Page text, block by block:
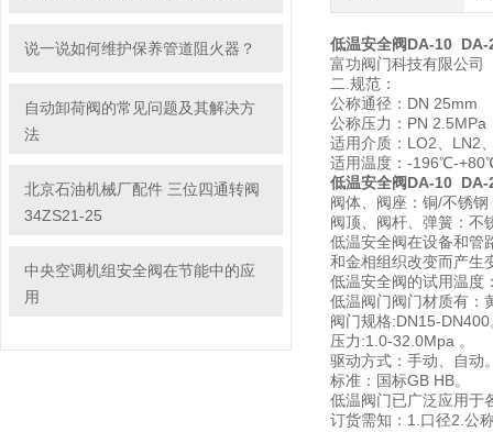
说一说如何维护保养管道阻火器？
自动卸荷阀的常见问题及其解决方
法
北京石油机械厂配件 三位四通转阀
34ZS21-25
中央空调机组安全阀在节能中的应
用
低温安全阀DA-10 DA-
富功阀门科技有限公司
二.规范：
公称通径：DN 25mm
公称压力：PN 2.5MPa
适用介质：LO2、LN2
适用温度：-196℃-
低温安全阀DA-10 DA-
阀体、阀座：铜/不锈钢
阀顶、阀杆、弹簧：不
低温安全阀在设备和管
和金相组织改变而产生
低温安全阀的试用温
低温阀门阀门材质有：
阀门规格:DN15-DN400
压力:1.0-32.0Mpa 。
驱动方式：手动、自动
标准：国标GB HB。
低温阀门已广泛应用于
订货需知：1.口径2.公